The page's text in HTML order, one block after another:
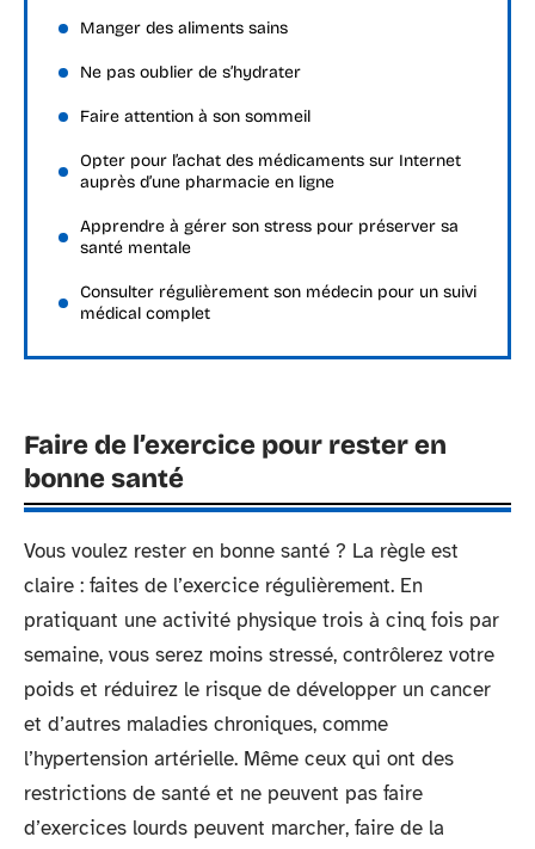
Manger des aliments sains
Ne pas oublier de s’hydrater
Faire attention à son sommeil
Opter pour l’achat des médicaments sur Internet
auprès d’une pharmacie en ligne
Apprendre à gérer son stress pour préserver sa
santé mentale
Consulter régulièrement son médecin pour un suivi
médical complet
Faire de l’exercice pour rester en
bonne santé
Vous voulez rester en bonne santé ? La règle est
claire : faites de l’exercice régulièrement. En
pratiquant une activité physique trois à cinq fois par
semaine, vous serez moins stressé, contrôlerez votre
poids et réduirez le risque de développer un cancer
et d’autres maladies chroniques, comme
l’hypertension artérielle. Même ceux qui ont des
restrictions de santé et ne peuvent pas faire
d’exercices lourds peuvent marcher, faire de la